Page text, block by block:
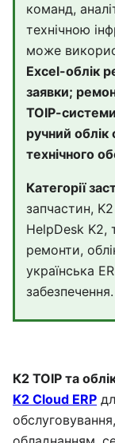
команд,
технічною
може
Excel-облік
заявки;
ТОІР-
ручний
технічного
Категорії
запчастин,
HelpDesk K2,
ремонти,
українська
забезпечення.
К2 ТОІР та
K2 Cloud ERP